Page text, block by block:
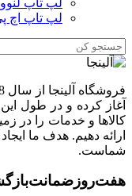
لپ تاپ اچ
کالاها و خدمات را در
ارائه دهیم. هدف ما
شماست.